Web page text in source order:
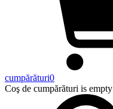
cumpărături0
Coş de cumpărături is empty